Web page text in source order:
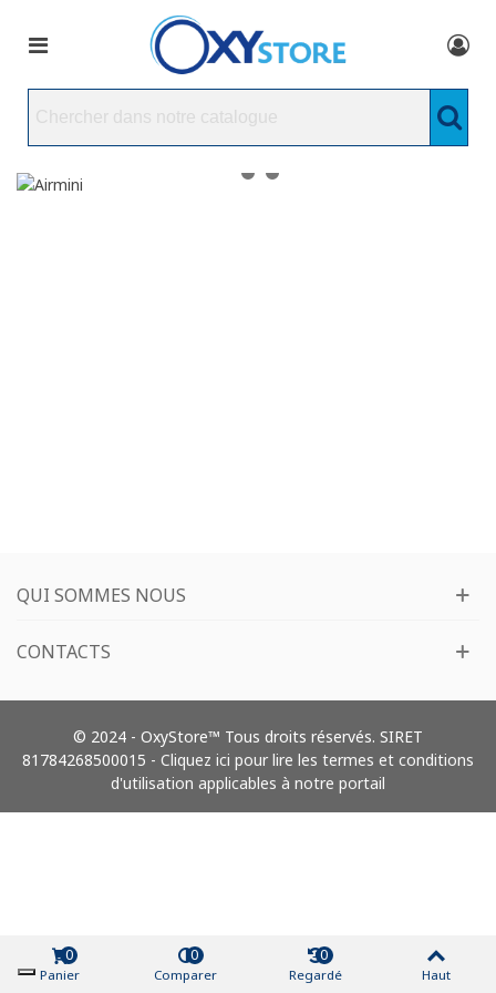
QUI SOMMES NOUS
CONTACTS
© 2024 - OxyStore™ Tous droits réservés. SIRET
81784268500015 - Cliquez ici pour lire les termes et conditions
d'utilisation applicables à notre portail
Panier
0
Comparer
0
Regardé
0
Haut